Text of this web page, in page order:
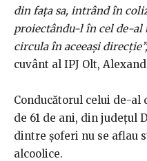
din fața sa, intrând în
proiectându-l în cel de-al
circula în aceeași
cuvânt al IPJ Olt,
Conducătorul celui de-al
de 61 de ani, din județul
dintre șoferi nu se aflau
alcoolice.